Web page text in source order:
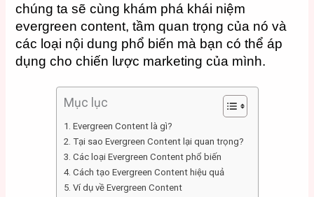
chúng ta sẽ cùng khám phá khái niệm
evergreen content, tầm quan trọng của nó và
các loại nội dung phổ biến mà bạn có thể áp
dụng cho chiến lược marketing của mình.
Mục lục
1. Evergreen Content là gì?
2. Tại sao Evergreen Content lại quan trọng?
3. Các loại Evergreen Content phổ biến
4. Cách tạo Evergreen Content hiệu quả
5. Ví dụ về Evergreen Content